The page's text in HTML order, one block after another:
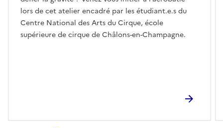
lors de cet atelier encadré par les étudiant.e.s du
Centre National des Arts du Cirque, école
supérieure de cirque de Châlons-en-Champagne.